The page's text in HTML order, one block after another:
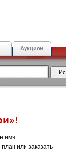
Аукцион
имя.
или заказать